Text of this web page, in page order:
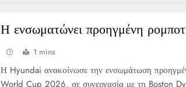
Η ενσωματώνει προηγμένη
1 mins
Η Hyundai ανακοίνωσε την ενσωμάτωση
World Cup 2026, σε συνεργασία με τη Boston